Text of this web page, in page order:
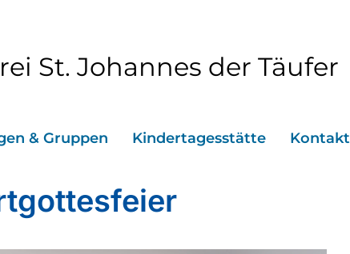
St. Johannes der Täufer
& Gruppen Kindertagesstätte Kontakt